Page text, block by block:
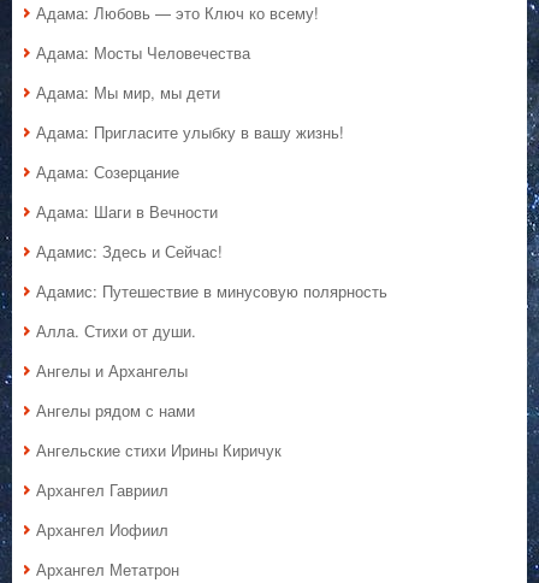
Адама: Любовь — это Ключ ко всему!
Адама: Мосты Человечества
Адама: Мы мир, мы дети
Адама: Пригласите улыбку в вашу жизнь!
Адама: Созерцание
Адама: Шаги в Вечности
Адамис: Здесь и Сейчас!
Адамис: Путешествие в минусовую полярность
Алла. Стихи от души.
Ангелы и Архангелы
Ангелы рядом с нами
Ангельские стихи Ирины Киричук
Архангел Гавриил
Архангел Иофиил
Архангел Метатрон